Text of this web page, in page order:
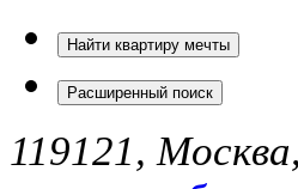
Найти квартиру мечты
Расширенный поиск
119121,